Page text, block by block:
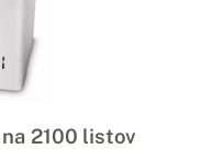
2100 listov